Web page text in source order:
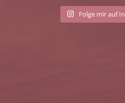
Folge mir auf